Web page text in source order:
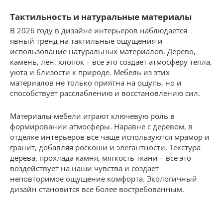
Тактильность и натуральные материалы
В 2026 году в дизайне интерьеров наблюдается
явный тренд на тактильные ощущения и
использование натуральных материалов. Дерево,
камень, лен, хлопок – все это создает атмосферу тепла,
уюта и близости к природе. Мебель из этих
материалов не только приятна на ощупь, но и
способствует расслаблению и восстановлению сил.
Материалы мебели играют ключевую роль в
формировании атмосферы. Наравне с деревом, в
отделке интерьеров все чаще используются мрамор и
гранит, добавляя роскоши и элегантности. Текстура
дерева, прохлада камня, мягкость ткани – все это
воздействует на наши чувства и создает
неповторимое ощущение комфорта. Экологичный
дизайн становится все более востребованным.